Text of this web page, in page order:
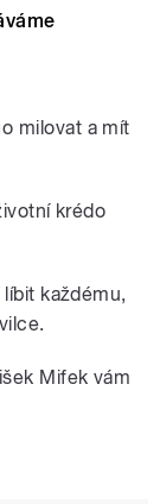
milovat a mít
krédo
každému,
Mifek vám